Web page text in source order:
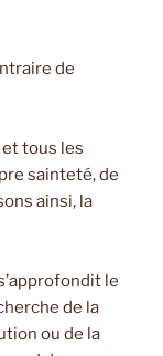
de
et tous les
sainteté, de
ainsi, la
le
de la
ou de la